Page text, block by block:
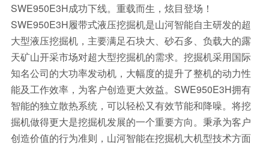
SWE950E3H成功下线。重载而生，炫目登场！
SWE950E3H履带式液压挖掘机是山河智能自主研发的超
大型液压挖掘机，主要满足石块大、砂石多、负载大的露
天矿山开采市场对超大型挖掘机的需求。挖掘机采用国际
知名公司的大功率发动机，大幅度的提升了整机的动力性
能及工作效率，为客户创造更大效益。SWE950E3H拥有
智能的独立散热系统，可以轻松又有效节能和降噪。将挖
掘机做得更大是挖掘机发展的一个重要方向。秉承为客户
创造价值的行为准则，山河智能在挖掘机大机型技术方面